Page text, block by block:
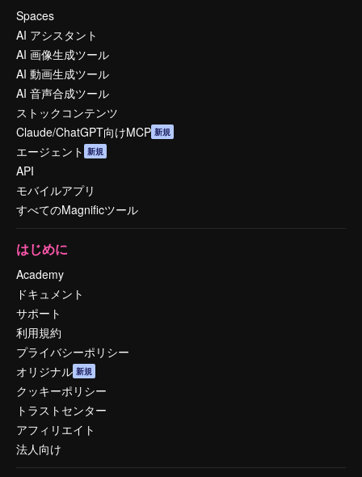
Spaces
AI アシスタント
AI 画像生成ツール
AI 動画生成ツール
AI 音声合成ツール
ストックコンテンツ
Claude/ChatGPT向けMCP 新規
エージェント 新規
API
モバイルアプリ
すべてのMagnificツール
はじめに
Academy
ドキュメント
サポート
利用規約
プライバシーポリシー
オリジナル 新規
クッキーポリシー
トラストセンター
アフィリエイト
法人向け